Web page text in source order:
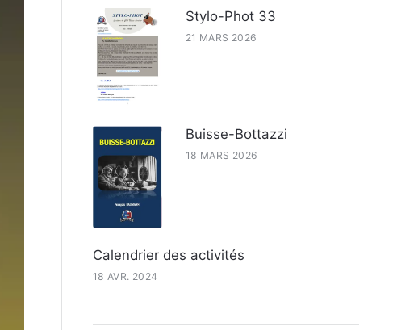
Stylo-Phot 33
21 MARS 2026
Buisse-Bottazzi
18 MARS 2026
Calendrier des activités
18 AVR. 2024